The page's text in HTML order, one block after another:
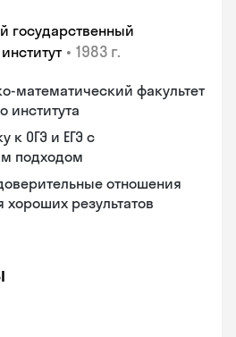
государственный
• 1983 г.
математический факультет
института
к ОГЭ и ЕГЭ с
подходом
отношения
результатов